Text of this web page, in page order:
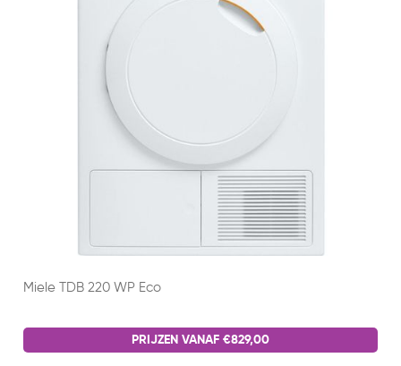
Miele TDB 220 WP Eco
PRIJZEN VANAF €829,00